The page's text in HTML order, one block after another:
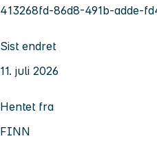
413268fd-86d8-491b-adde-
Sist endret
11. juli 2026
Hentet fra
FINN